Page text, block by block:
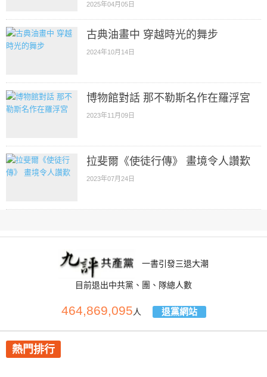
2025年04月05日
古典油畫中 穿越時光的舞步
2024年10月14日
博物館對話 那不勒斯名作在羅浮宮
2023年11月09日
拉斐爾《使徒行傳》 畫境令人讚歎
2023年07月24日
一書引發三退大潮
目前退出中共黨、團、隊總人數
464,869,095人 退黨網站
熱門排行